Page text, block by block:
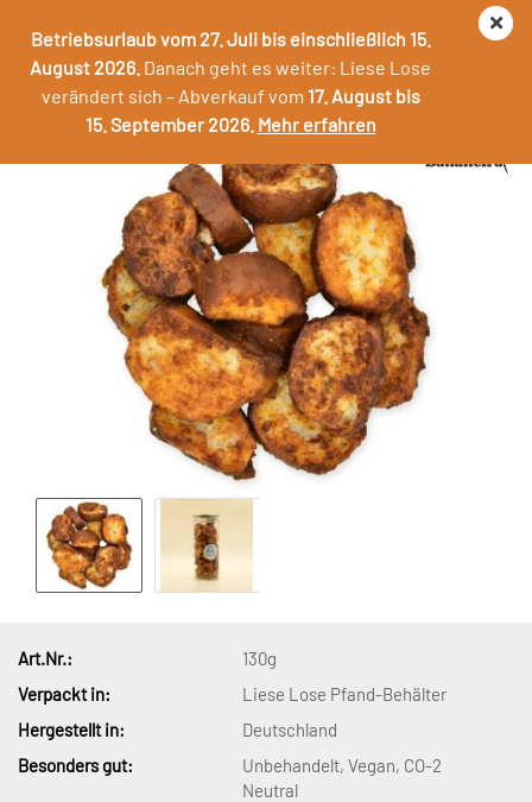
Betriebsurlaub vom 27. Juli bis einschließlich 15.
August 2026. Danach geht es weiter: Liese Lose
verändert sich – Abverkauf vom 17. August bis
15. September 2026. Mehr erfahren
Pretzels Würzige Tomate
Art.Nr.:
130g
Verpackt in:
Liese Lose Pfand-Behälter
Hergestellt in:
Deutschland
Besonders gut:
Unbehandelt, Vegan, CO-2
Neutral